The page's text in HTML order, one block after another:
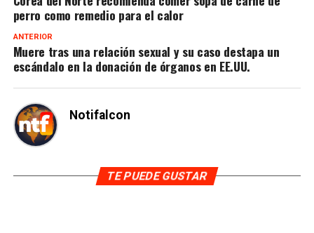
perro como remedio para el calor
ANTERIOR
Muere tras una relación sexual y su caso destapa un
escándalo en la donación de órganos en EE.UU.
Notifalcon
TE PUEDE GUSTAR